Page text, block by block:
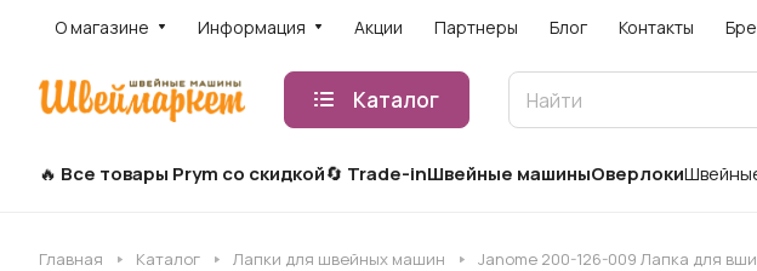
О магазине Информация Акции Партнеры Блог Контакты
Каталог
Все товары Prym со скидкой Trade-inШвейные машиныОверлоки
Главная Каталог Лапки для швейных машин Janome 200-126-009 Лапка для